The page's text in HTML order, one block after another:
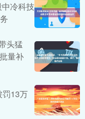
冷科技
头猛
量补
罚13万